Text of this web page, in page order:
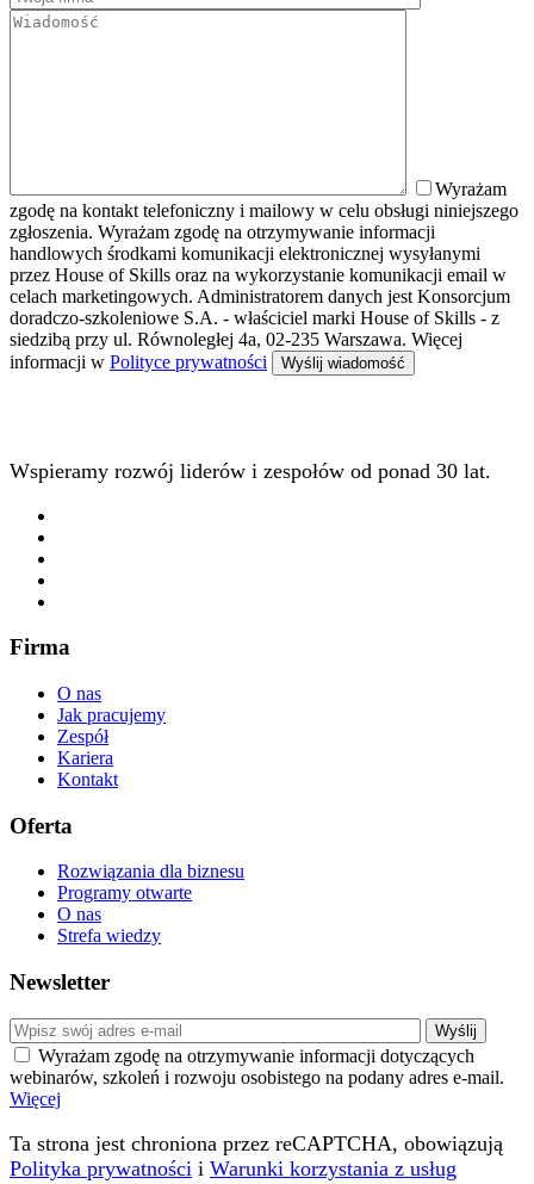
Wyrażam
zgodę na kontakt telefoniczny i mailowy w celu obsługi niniejszego
zgłoszenia. Wyrażam zgodę na otrzymywanie informacji
handlowych środkami komunikacji elektronicznej wysyłanymi
przez House of Skills oraz na wykorzystanie komunikacji email w
celach marketingowych. Administratorem danych jest Konsorcjum
doradczo-szkoleniowe S.A. - właściciel marki House of Skills - z
siedzibą przy ul. Równoległej 4a, 02-235 Warszawa. Więcej
informacji w Polityce prywatności
Wspieramy rozwój liderów i zespołów od ponad 30 lat.
Firma
O nas
Jak pracujemy
Zespół
Kariera
Kontakt
Oferta
Rozwiązania dla biznesu
Programy otwarte
O nas
Strefa wiedzy
Newsletter
Wyrażam zgodę na otrzymywanie informacji dotyczących
webinarów, szkoleń i rozwoju osobistego na podany adres e-mail.
Więcej
Ta strona jest chroniona przez reCAPTCHA, obowiązują
Polityka prywatności i Warunki korzystania z usług